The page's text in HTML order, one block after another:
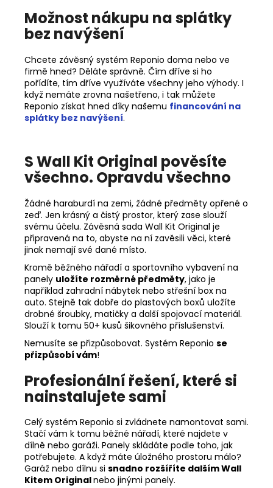
Možnost nákupu na splátky
bez navýšení
Chcete závěsný systém Reponio doma nebo ve
firmě hned? Děláte správně. Čím dříve si ho
pořídíte, tím dříve využíváte všechny jeho výhody. I
když nemáte zrovna našetřeno, i tak můžete
Reponio získat hned díky našemu financování na
splátky bez navýšení.
S Wall Kit Original pověsíte
všechno. Opravdu všechno
Žádné haraburdí na zemi, žádné předměty opřené o
zeď. Jen krásný a čistý prostor, který zase slouží
svému účelu. Závěsná sada Wall Kit Original je
připravená na to, abyste na ní zavěsili věci, které
jinak nemají své dané místo.
Kromě běžného nářadí a sportovního vybavení na
panely uložíte rozměrné předměty, jako je
například zahradní nábytek nebo střešní box na
auto. Stejně tak dobře do plastových boxů uložíte
drobné šroubky, matičky a další spojovací materiál.
Slouží k tomu 50+ kusů šikovného příslušenství.
Nemusíte se přizpůsobovat. Systém Reponio se
přizpůsobí vám!
Profesionální řešení, které si
nainstalujete sami
Celý systém Reponio si zvládnete namontovat sami.
Stačí vám k tomu běžné nářadí, které najdete v
dílně nebo garáži. Panely skládáte podle toho, jak
potřebujete. A když máte úložného prostoru málo?
Garáž nebo dílnu si snadno rozšíříte dalším Wall
Kitem Originalnebo jinými panely.